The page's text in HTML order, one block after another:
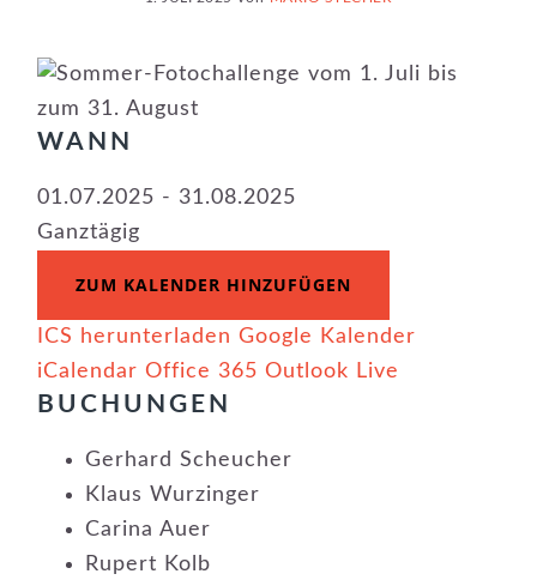
WANN
01.07.2025 - 31.08.2025
Ganztägig
ZUM KALENDER HINZUFÜGEN
ICS herunterladen Google Kalender
iCalendar Office 365 Outlook Live
BUCHUNGEN
Gerhard Scheucher
Klaus Wurzinger
Carina Auer
Rupert Kolb